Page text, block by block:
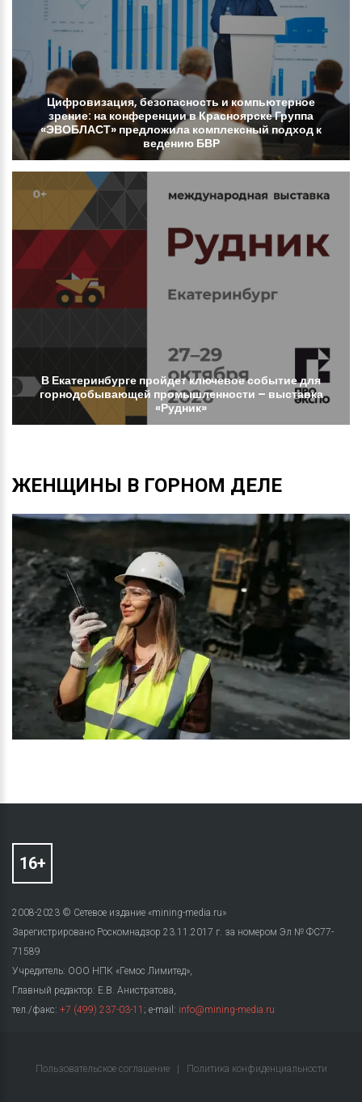
Цифровизация, безопасность и компьютерное
зрение: на конференциивКрасноярскеГруппа
«ЭВОБЛАСТ» предложила комплексный подход к
ведению БВР
В Екатеринбурге пройдетключевоесобытиедля
горнодобывающей промышленности – выставка
«Рудник»
ЖЕНЩИНЫ В ГОРНОМ ДЕЛЕ
2008-2023 © Сетевое издание «mining-media.ru»
Зарегистрировано Роскомнадзор 23.11.2017 г. за номером Эл № ФС77-
71589
Учредитель: ООО НПК «Гемос Лимитед»,
Главный редактор: Е.В. Анистратова,
тел./факс: +7 (499) 237-03-11 ; e-mail: info@mining-media.ru
Пользовательское соглашение Политика конфиденциальности